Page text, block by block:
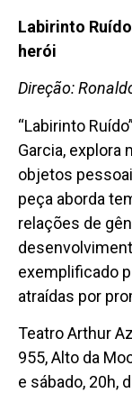
Labirinto
herói
Direção:
“Labirinto
Garcia, explora
objetos
peça aborda
relações de
exemplificado
atraídas por
Teatro Arthur
955, Alto da
e sábado, 20h,